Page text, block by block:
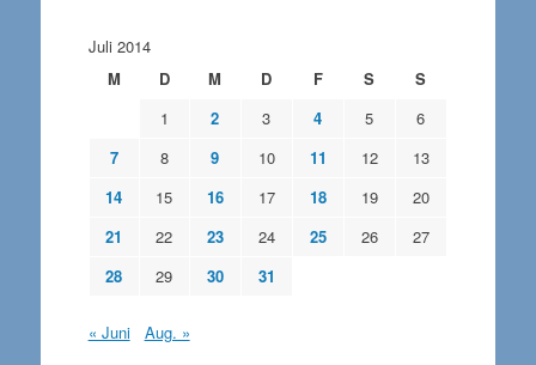
Juli 2014
M
D M D F S
S
1
2 3 4 5
6
7
8 9 10 11 12
13
14
15 16 17 18 19
20
21
22 23 24 25 26
27
28
29 30 31
« Juni Aug. »